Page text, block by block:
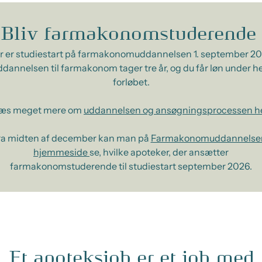
Bliv farmakonomstuderende
er studiestart på farmakonomuddannelsen 1. september
til farmakonom tager tre år, og du får løn under
forløbet.
meget mere om uddannelsen og ansøgningsprocessen
midten af december kan man på
hjemmesidese, hvilke apoteker, der ansætter
farmakonomstuderende til studiestart september 2026.
Et apoteksjob er et job med